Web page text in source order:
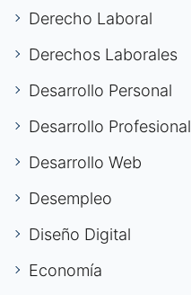
Derecho Laboral
Derechos Laborales
Desarrollo Personal
Desarrollo Profesional
Desarrollo Web
Desempleo
Diseño Digital
Economía